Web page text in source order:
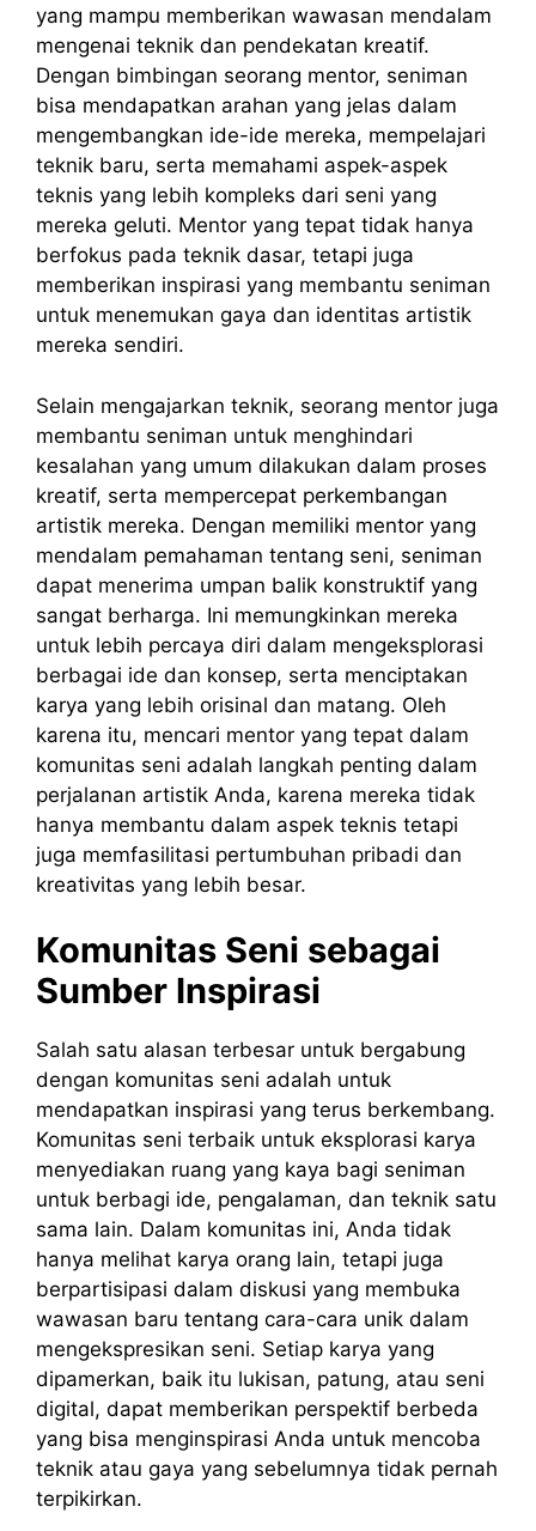
yang mampu memberikan wawasan mendalam
mengenai teknik dan pendekatan kreatif.
Dengan bimbingan seorang mentor, seniman
bisa mendapatkan arahan yang jelas dalam
mengembangkan ide-ide mereka, mempelajari
teknik baru, serta memahami aspek-aspek
teknis yang lebih kompleks dari seni yang
mereka geluti. Mentor yang tepat tidak hanya
berfokus pada teknik dasar, tetapi juga
memberikan inspirasi yang membantu seniman
untuk menemukan gaya dan identitas artistik
mereka sendiri.
Selain mengajarkan teknik, seorang mentor juga
membantu seniman untuk menghindari
kesalahan yang umum dilakukan dalam proses
kreatif, serta mempercepat perkembangan
artistik mereka. Dengan memiliki mentor yang
mendalam pemahaman tentang seni, seniman
dapat menerima umpan balik konstruktif yang
sangat berharga. Ini memungkinkan mereka
untuk lebih percaya diri dalam mengeksplorasi
berbagai ide dan konsep, serta menciptakan
karya yang lebih orisinal dan matang. Oleh
karena itu, mencari mentor yang tepat dalam
komunitas seni adalah langkah penting dalam
perjalanan artistik Anda, karena mereka tidak
hanya membantu dalam aspek teknis tetapi
juga memfasilitasi pertumbuhan pribadi dan
kreativitas yang lebih besar.
Komunitas Seni sebagai
Sumber Inspirasi
Salah satu alasan terbesar untuk bergabung
dengan komunitas seni adalah untuk
mendapatkan inspirasi yang terus berkembang.
Komunitas seni terbaik untuk eksplorasi karya
menyediakan ruang yang kaya bagi seniman
untuk berbagi ide, pengalaman, dan teknik satu
sama lain. Dalam komunitas ini, Anda tidak
hanya melihat karya orang lain, tetapi juga
berpartisipasi dalam diskusi yang membuka
wawasan baru tentang cara-cara unik dalam
mengekspresikan seni. Setiap karya yang
dipamerkan, baik itu lukisan, patung, atau seni
digital, dapat memberikan perspektif berbeda
yang bisa menginspirasi Anda untuk mencoba
teknik atau gaya yang sebelumnya tidak pernah
terpikirkan.